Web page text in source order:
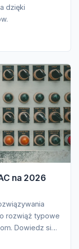
dzięki
na 2026
rozwiąż typowe
Dowiedz się